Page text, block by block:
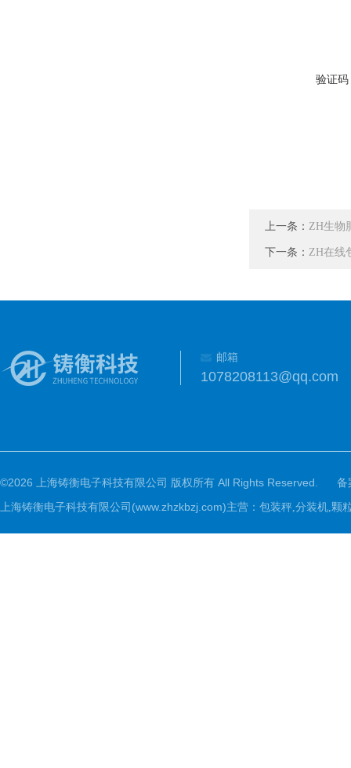
验证码
上一条： ZH生物
下一条： ZH在线
邮箱
1078208113@qq.com
©2026 上海铸衡电子科技有限公司 版权所有 All Rights Reserved.
备
上海铸衡电子科技有限公司(www.zhzkbzj.com)主营： 包装秤,分装机,颗